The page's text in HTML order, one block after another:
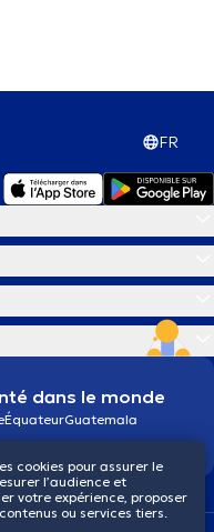
FR
dans le monde
ÉquateurGuatemala
cookies pour assurer le
l’audience et
votre expérience, proposer
ou services tiers.